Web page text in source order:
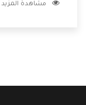
الشركة بها والتى
مشاهدة المزيد